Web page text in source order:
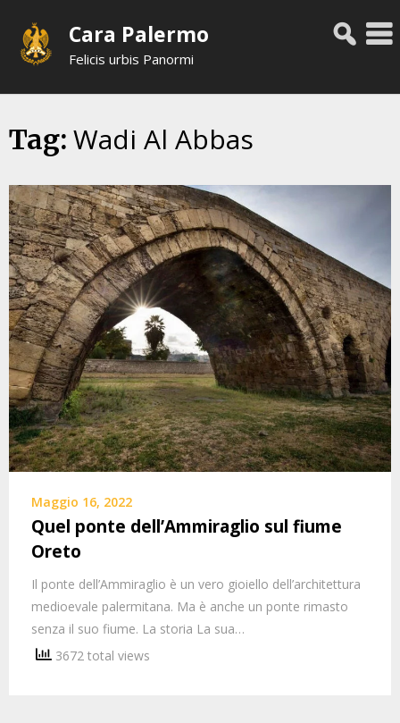
content
Cara Palermo
Felicis urbis Panormi
Tag: Wadi Al Abbas
Maggio 16, 2022
Quel ponte dell’Ammiraglio sul fiume
Oreto
Il ponte dell’Ammiraglio è un vero gioiello dell’architettura
medioevale palermitana. Ma è anche un ponte rimasto
senza il suo fiume. La storia La sua…
3672 total views